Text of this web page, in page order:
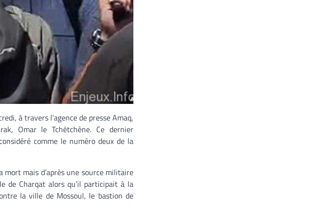
à travers l’agence de presse Amaq,
Omar le Tchétchène. Ce dernier
comme le numéro deux de la
mort mais d’après une source militaire
de Charqat alors qu’il participait à la
la ville de Mossoul, le bastion de